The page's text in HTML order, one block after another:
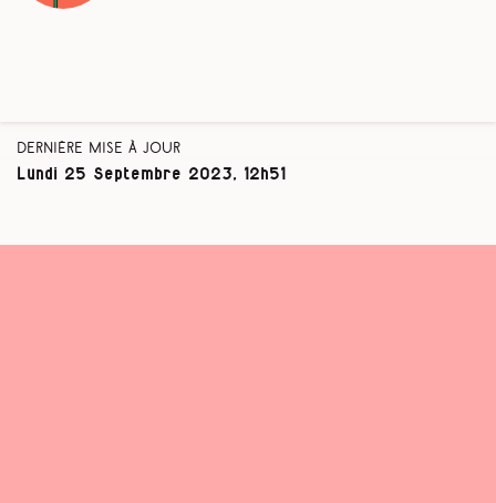
Dernière mise à jour
Lundi 25 Septembre 2023, 12h51